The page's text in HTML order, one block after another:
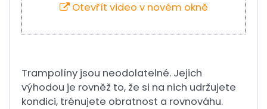
Otevřít video v novém okně
Trampolíny jsou neodolatelné. Jejich
výhodou je rovněž to, že si na nich udržujete
kondici, trénujete obratnost a rovnováhu.